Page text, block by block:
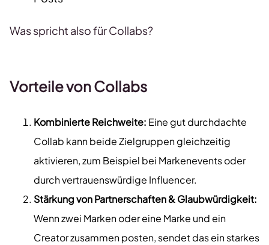
Was spricht also für Collabs?
Vorteile von Collabs
Kombinierte Reichweite: Eine gut durchdachte
Collab kann beide Zielgruppen gleichzeitig
aktivieren, zum Beispiel bei Markenevents oder
durch vertrauenswürdige Influencer.
Stärkung von Partnerschaften & Glaubwürdigkeit:
Wenn zwei Marken oder eine Marke und ein
Creator zusammen posten, sendet das ein starkes